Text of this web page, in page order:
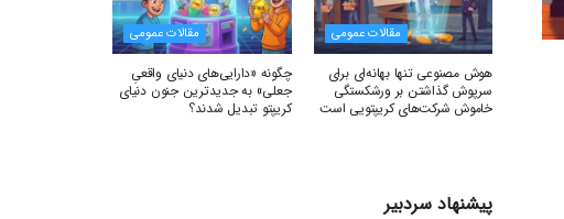
مقالات عمومی
هوش مصنوعی تنها بهانه‌ای برای
سرپوش گذاشتن بر ورشکستگی
خاموش شرکت‌های کریپتویی است
مقالات عمومی
چگونه «دارایی‌های دنیای واقعیِ
جعلی» به جدیدترین جنون دنیای
کریپتو تبدیل شدند؟
پیشنهاد سردبیر